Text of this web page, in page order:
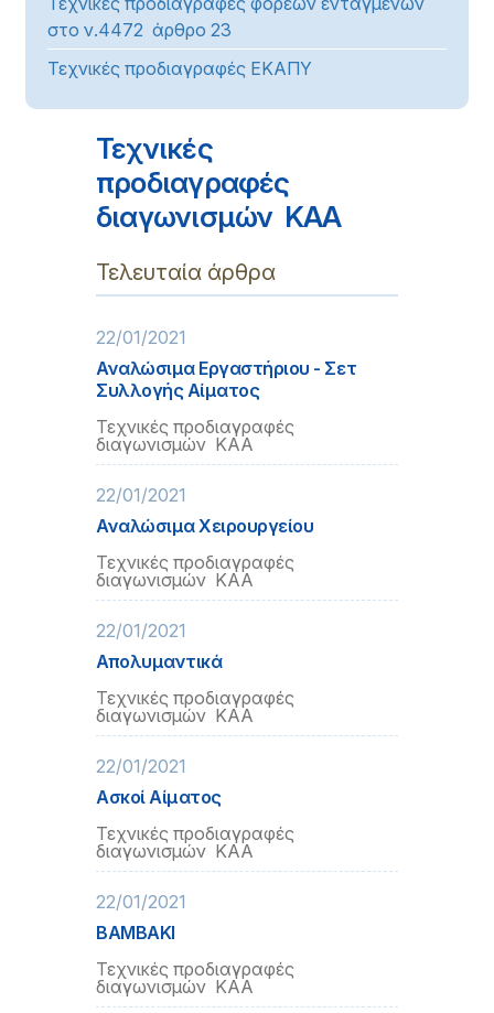
στο ν.4472 άρθρο 23
Τεχνικές προδιαγραφές ΕΚΑΠΥ
Τεχνικές
προδιαγραφές
διαγωνισμών ΚΑΑ
Τελευταία άρθρα
22/01/2021
Αναλώσιμα Εργαστήριου - Σετ
Συλλογής Αίματος
Τεχνικές προδιαγραφές
διαγωνισμών ΚΑΑ
22/01/2021
Αναλώσιμα Χειρουργείου
Τεχνικές προδιαγραφές
διαγωνισμών ΚΑΑ
22/01/2021
Απολυμαντικά
Τεχνικές προδιαγραφές
διαγωνισμών ΚΑΑ
22/01/2021
Ασκοί Αίματος
Τεχνικές προδιαγραφές
διαγωνισμών ΚΑΑ
22/01/2021
ΒΑΜΒΑΚΙ
Τεχνικές προδιαγραφές
διαγωνισμών ΚΑΑ